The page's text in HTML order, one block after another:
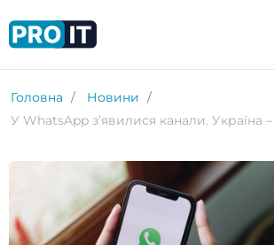
Головна
Новини